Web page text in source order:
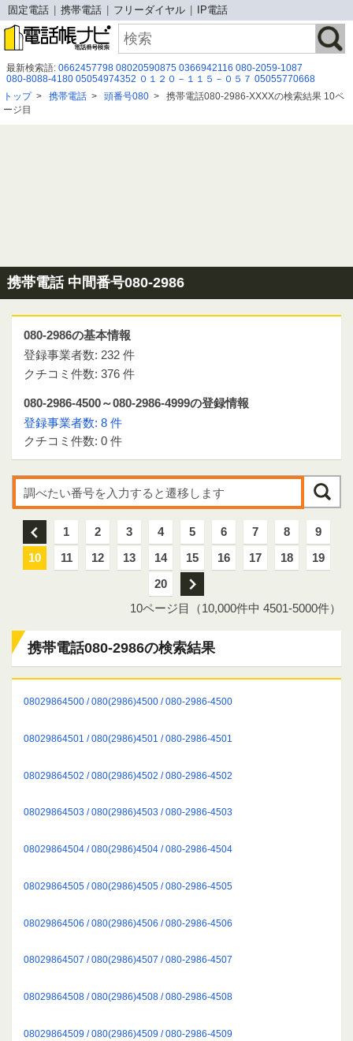
固定電話 携帯電話 フリーダイヤル IP電話
最新検索語: 0662457798 08020590875 0366942116 080-2059-1087
080-8088-4180 05054974352 ０１２０－１１５－０５７ 05055770668
0366842123 05031762257 05031925322 08020590694
0120983706
05032007909 050-3644-5637 070-1342-9453 08080479922 090 7453 1539
0800-000-2920
トップ> 携帯電話 > 頭番号080 > 携帯電話080-2986-XXXXの検索結果 10ペ
ージ目
携帯電話 中間番号080-2986
080-2986の基本情報
登録事業者数: 232 件
クチコミ件数: 376 件
080-2986-4500～080-2986-4999の登録情報
登録事業者数: 8 件
クチコミ件数: 0 件
前 1 2 3 4 5 6 7 8
9
10
11 12 13 14 15 16 17 18
19
20
次
10ページ目（10,000件中 4501-5000件）
携帯電話080-2986の検索結果
08029864500 / 080(2986)4500 / 080-2986-4500
08029864501 / 080(2986)4501 / 080-2986-4501
08029864502 / 080(2986)4502 / 080-2986-4502
08029864503 / 080(2986)4503 / 080-2986-4503
08029864504 / 080(2986)4504 / 080-2986-4504
08029864505 / 080(2986)4505 / 080-2986-4505
08029864506 / 080(2986)4506 / 080-2986-4506
08029864507 / 080(2986)4507 / 080-2986-4507
08029864508 / 080(2986)4508 / 080-2986-4508
08029864509 / 080(2986)4509 / 080-2986-4509